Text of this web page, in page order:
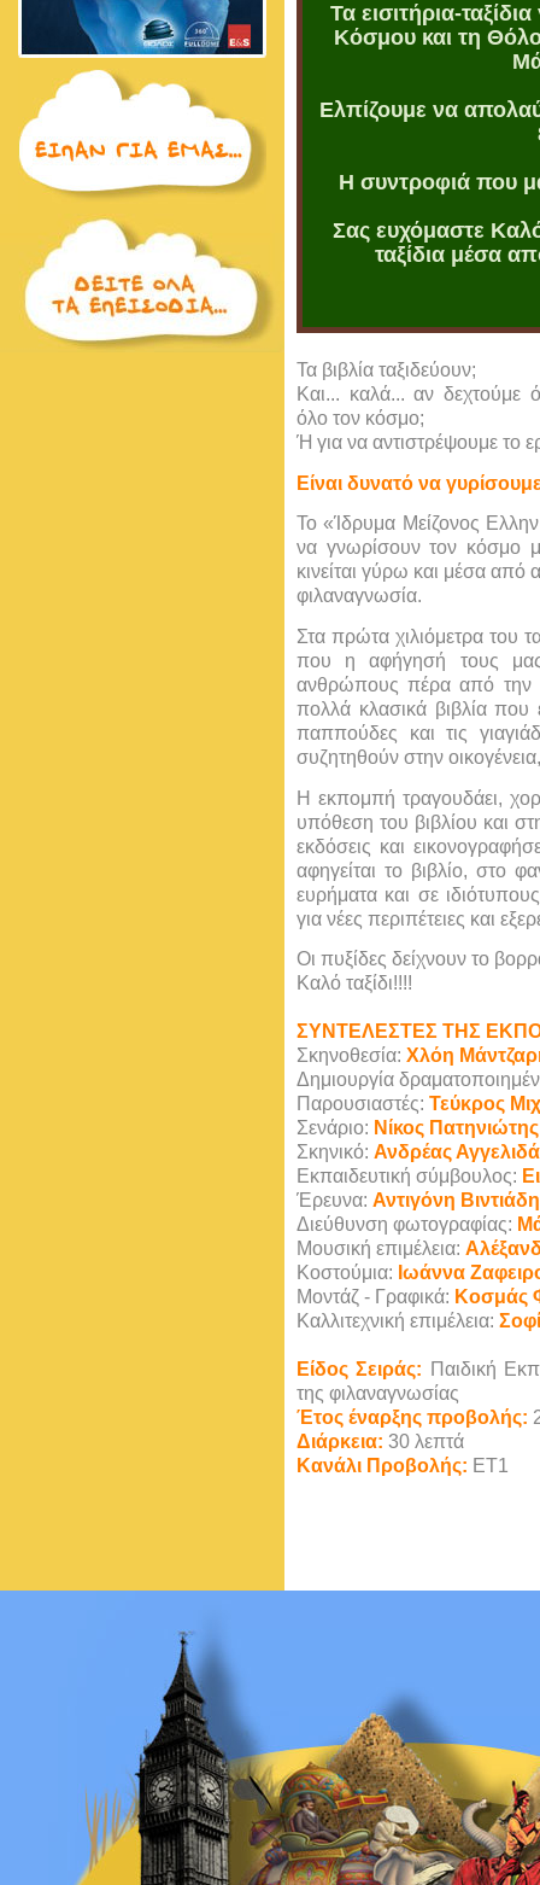
Τα εισιτήρια-
Κόσμου και τη
Ελπίζουμε να
Η συντροφιά που
Σας ευχόμαστε
ταξίδια μέσα
Τα βιβλία ταξιδεύουν;
Και... καλά... αν δεχτούμε
όλο τον κόσμο;
Ή για να αντιστρέψουμε το
Είναι δυνατό να
Το «Ίδρυμα Μείζονος
να γνωρίσουν τον κόσμο
κινείται γύρω και μέσα από
φιλαναγνωσία.
Στα πρώτα χιλιόμετρα του
που η αφήγησή τους
ανθρώπους πέρα από την
πολλά κλασικά βιβλία που
παππούδες και τις
συζητηθούν στην
Η εκπομπή τραγουδάει,
υπόθεση του βιβλίου και
εκδόσεις και
αφηγείται το βιβλίο, στο
ευρήματα και σε
για νέες περιπέτειες και
Οι πυξίδες δείχνουν το
Καλό ταξίδι!!!!
ΣΥΝΤΕΛΕΣΤΕΣ ΤΗΣ
Σκηνοθεσία: Χλόη
Δημιουργία
Παρουσιαστές: Τεύκρος
Σενάριο: Νίκος
Σκηνικό: Ανδρέας
Εκπαιδευτική σύμβουλος:
Έρευνα: Αντιγόνη Βιντιάδη
Διεύθυνση φωτογραφίας:
Μουσική επιμέλεια:
Κοστούμια: Ιωάννα
Μοντάζ - Γραφικά: Κοσμάς
Καλλιτεχνική επιμέλεια:
Είδος Σειράς: Παιδική
της φιλαναγνωσίας
Έτος έναρξης προβολής:
Διάρκεια: 30 λεπτά
Κανάλι Προβολής: ΕΤ1